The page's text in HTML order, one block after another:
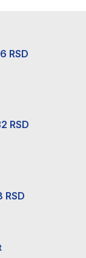
RSD.
RSDTrenutna
RSD.
RSDTrenutna
RSDTrenutna